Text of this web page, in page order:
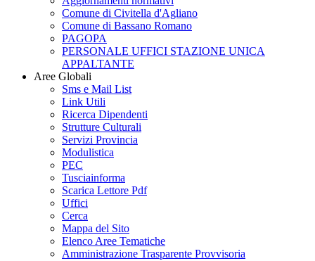
Comune di Civitella d'Agliano
Comune di Bassano Romano
PAGOPA
PERSONALE UFFICI STAZIONE UNICA
APPALTANTE
Aree Globali
Sms e Mail List
Link Utili
Ricerca Dipendenti
Strutture Culturali
Servizi Provincia
Modulistica
PEC
Tusciainforma
Scarica Lettore Pdf
Uffici
Cerca
Mappa del Sito
Elenco Aree Tematiche
Amministrazione Trasparente Provvisoria